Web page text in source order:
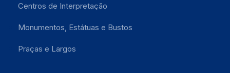
Centros de Interpretação
Monumentos, Estátuas e Bustos
Praças e Largos